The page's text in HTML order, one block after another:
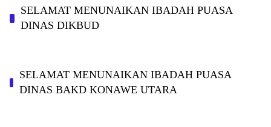
SELAMAT MENUNAIKAN IBADAH PUASA
DINAS DIKBUD
SELAMAT MENUNAIKAN IBADAH PUASA
DINAS BAKD KONAWE UTARA